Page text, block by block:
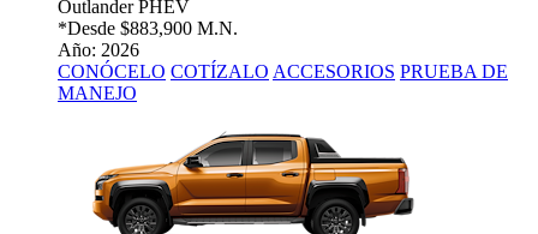
Outlander PHEV
*Desde $883,900 M.N.
Año: 2026
CONÓCELO COTÍZALO ACCESORIOS PRUEBA DE
MANEJO